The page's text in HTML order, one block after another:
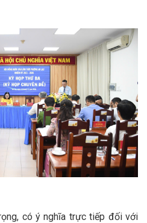
có ý nghĩa trực tiếp đối với